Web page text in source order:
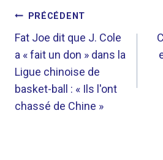
NAVIGATION
DE
L’ARTICLE
PRÉCÉDENT
Fat Joe dit que J. Cole
a « fait un don » dans la
Ligue chinoise de
basket-ball : « Ils l'ont
chassé de Chine »